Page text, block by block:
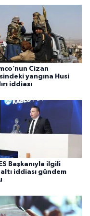
Cizan
yangına Husi
iddiası
Başkanıyla ilgili
iddiası gündem